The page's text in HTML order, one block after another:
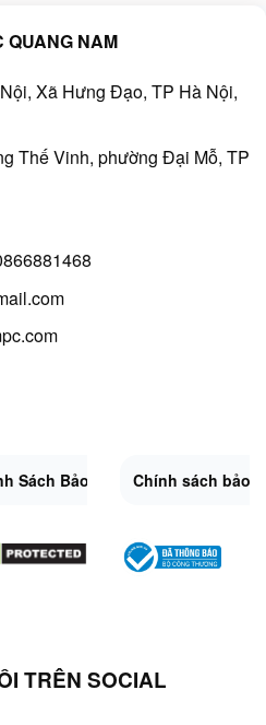
QUANG NAM
Xã Hưng Đạo, TP Hà Nội,
Thế Vinh, phường Đại Mỗ, TP
Quy Định Chung Sitemap.XML
Sách Bảo Mật Đổi trả và hoàn
Chính sách bảo
TRÊN SOCIAL